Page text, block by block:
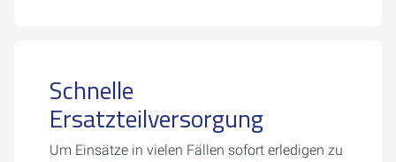
Schnelle
Ersatzteilversorgung
Um Einsätze in vielen Fällen sofort erledigen zu